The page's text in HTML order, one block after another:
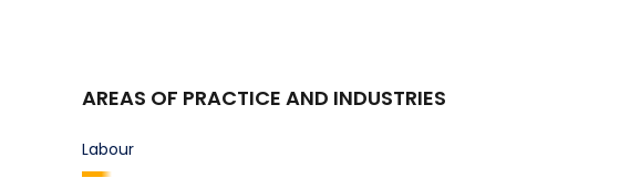
AREAS OF PRACTICE AND INDUSTRIES
Labour